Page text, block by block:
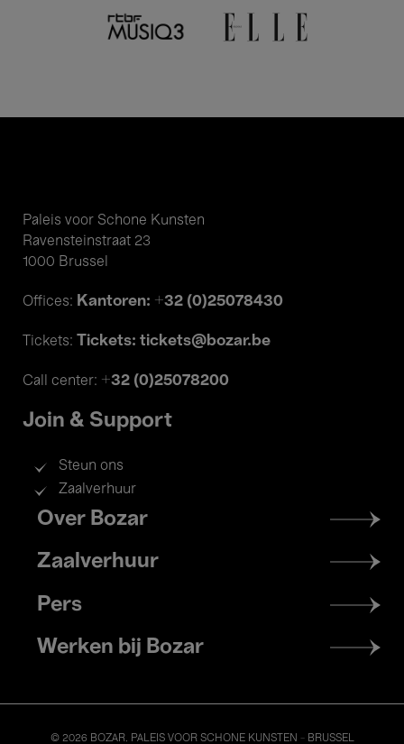
Paleis voor Schone Kunsten
Ravensteinstraat 23
1000 Brussel
Offices: Kantoren: +32 (0)25078430
Tickets: Tickets: tickets@bozar.be
Call center: +32 (0)25078200
Join & Support
Steun ons
Zaalverhuur
Footer
menu
Over Bozar
Zaalverhuur
Pers
Werken bij Bozar
© 2026 BOZAR. PALEIS VOOR SCHONE KUNSTEN - BRUSSEL